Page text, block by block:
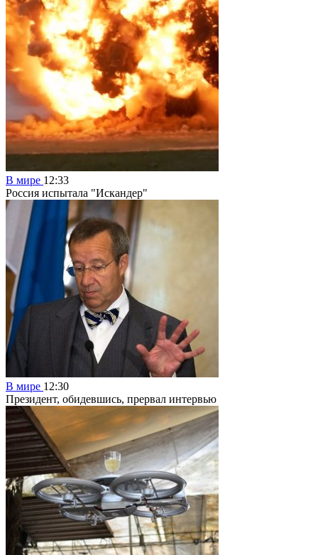
В мире 12:33
Россия испытала "Искандер"
В мире 12:30
Президент, обидевшись, прервал интервью